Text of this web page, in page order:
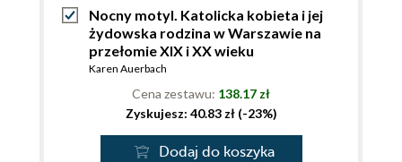
Nocny motyl. Katolicka kobieta i jej
żydowska rodzina w Warszawie na
przełomie XIX i XX wieku
Karen Auerbach
Cena zestawu: 138.17 zł
Zyskujesz: 40.83 zł (-23%)
Dodaj do koszyka